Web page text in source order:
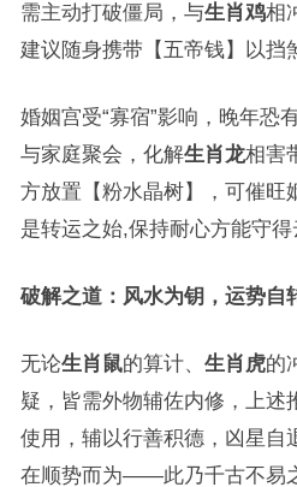
需主动打破僵局，与生肖鸡相
建议随身携带【五帝钱】以挡
婚姻宫受“寡宿”影响，晚年恐
与家庭聚会，化解生肖龙相害
方放置【粉水晶树】，可催旺
是转运之始,保持耐心方能守得
破解之道：风水为钥，运势自
无论生肖鼠的算计、 生肖虎的
疑，皆需外物辅佐内修，上述
使用，辅以行善积德，凶星自
在顺势而为——此乃千古不易